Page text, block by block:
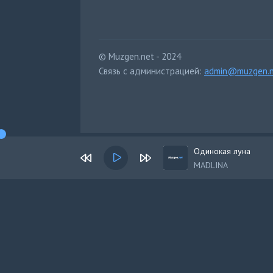
© Muzgen.net - 2024
Связь с администрацией:
Одинокая луна
MADLINA